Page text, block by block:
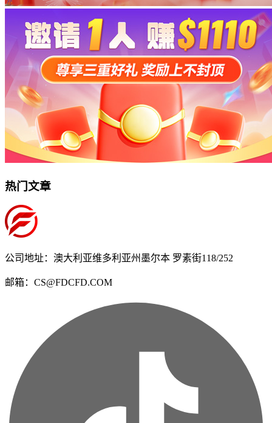
热门文章
公司地址：澳大利亚维多利亚州墨尔本 罗素街118/252
邮箱：CS@FDCFD.COM